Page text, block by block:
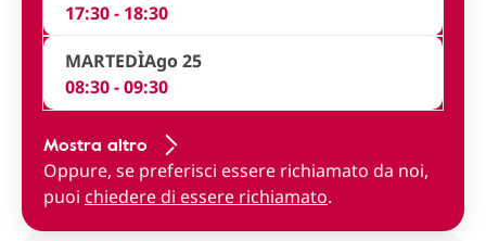
17:30 - 18:30
MARTEDÌAgo 25
08:30 - 09:30
Mostra altro
Oppure, se preferisci essere richiamato da noi,
puoi chiedere di essere richiamato.